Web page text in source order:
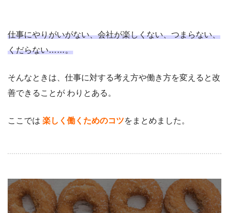
仕事にやりがいがない、会社が楽しくない、つまらない、
くだらない……。
そんなときは、仕事に対する考え方や働き方を変えると改
善できることが わりとある。
ここでは 楽しく働くためのコツをまとめました。